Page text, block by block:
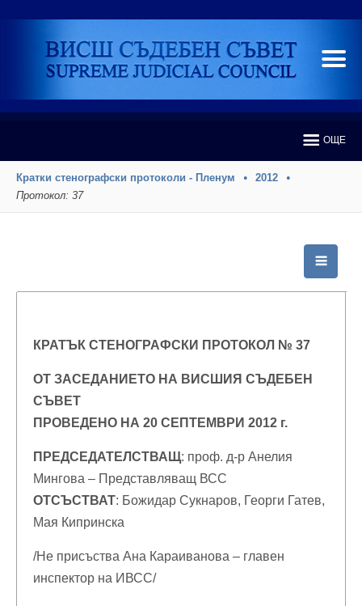
ОЩЕ
Кратки стенографски протоколи - Пленум
2012
Протокол: 37
КРАТЪК СТЕНОГРАФСКИ ПРОТОКОЛ № 37
ОТ ЗАСЕДАНИЕТО НА ВИСШИЯ СЪДЕБЕН
СЪВЕТ
ПРОВЕДЕНО НА 20 СЕПТЕМВРИ 2012 г.
ПРЕДСЕДАТЕЛСТВАЩ: проф. д-р Анелия
Мингова – Представляващ ВСС
ОТСЪСТВАТ: Божидар Сукнаров, Георги Гатев,
Мая Кипринска
/Не присъства Ана Караиванова – главен
инспектор на ИВСС/